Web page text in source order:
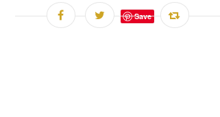
Save